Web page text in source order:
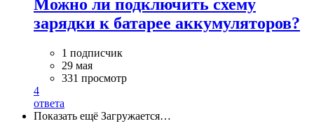
Можно ли подключить схему
зарядки к батарее аккумуляторов?
1 подписчик
29 мая
331 просмотр
4
ответа
Показать ещё Загружается…